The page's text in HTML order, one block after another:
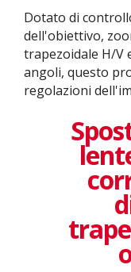
Dotato di
dell'obiettivo,
trapezoidale H/V
angoli, questo
regolazioni